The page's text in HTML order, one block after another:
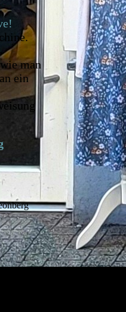
man
ein